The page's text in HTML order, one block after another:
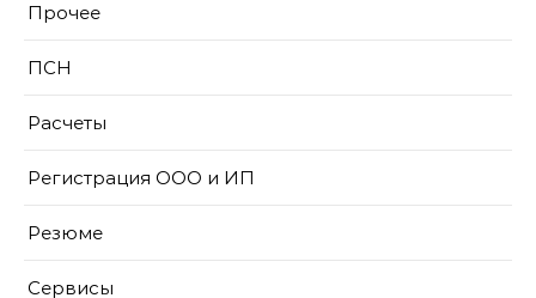
Прочее
ПСН
Расчеты
Регистрация ООО и ИП
Резюме
Сервисы